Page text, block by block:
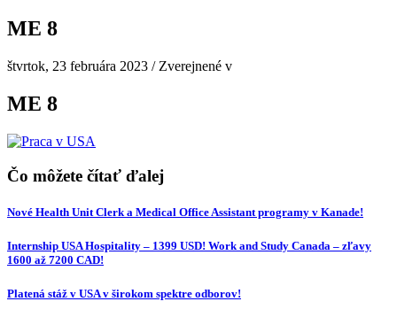
ME 8
štvrtok, 23 februára 2023 / Zverejnené v
ME 8
Čo môžete čítať ďalej
Nové Health Unit Clerk a Medical Office Assistant programy v Kanade!
Internship USA Hospitality – 1399 USD! Work and Study Canada – zľavy
1600 až 7200 CAD!
Platená stáž v USA v širokom spektre odborov!